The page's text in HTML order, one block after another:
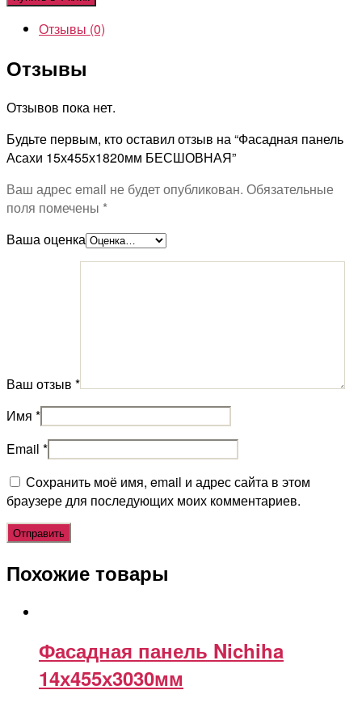
Отзывы (0)
Отзывы
Отзывов пока нет.
Будьте первым, кто оставил отзыв на “Фасадная панель
Асахи 15х455х1820мм БЕСШОВНАЯ”
Ваш адрес email не будет опубликован. Обязательные
поля помечены *
Ваша оценка
Ваш отзыв *
Имя *
Email *
Сохранить моё имя, email и адрес сайта в этом
браузере для последующих моих комментариев.
Похожие товары
Фасадная панель Nichiha
14х455х3030мм